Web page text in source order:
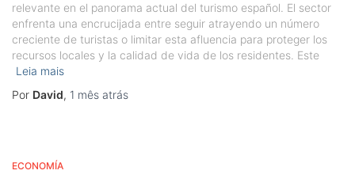
relevante en el panorama actual del turismo español. El sector
enfrenta una encrucijada entre seguir atrayendo un número
creciente de turistas o limitar esta afluencia para proteger los
recursos locales y la calidad de vida de los residentes. Este
Leia mais
Por David, 1 mês atrás
ECONOMÍA